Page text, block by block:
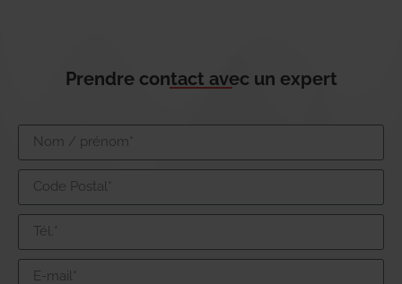
Prendre contact avec un expert